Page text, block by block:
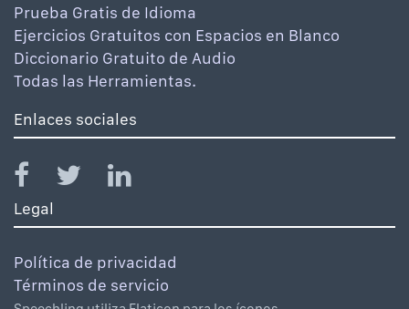
Prueba Gratis de Idioma
Ejercicios Gratuitos con Espacios en Blanco
Diccionario Gratuito de Audio
Todas las Herramientas.
Enlaces sociales
Legal
Política de privacidad
Términos de servicio